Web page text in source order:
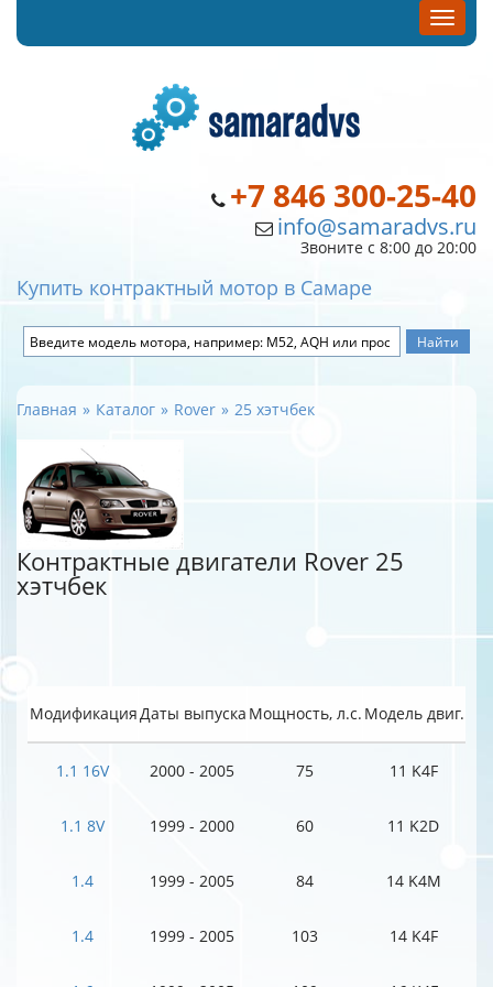
+7 846 300-25-40
info@samaradvs.ru
Звоните с 8:00 до 20:00
Купить контрактный мотор в Самаре
Главная Каталог Rover 25 хэтчбек
Контрактные двигатели Rover 25
хэтчбек
МодификацияДаты выпуска Мощность, л.с. Модель двиг.
1.1 16V 2000 - 2005 75 11 K4F
1.1 8V 1999 - 2000 60 11 K2D
1.4 1999 - 2005 84 14 K4M
1.4 1999 - 2005 103 14 K4F